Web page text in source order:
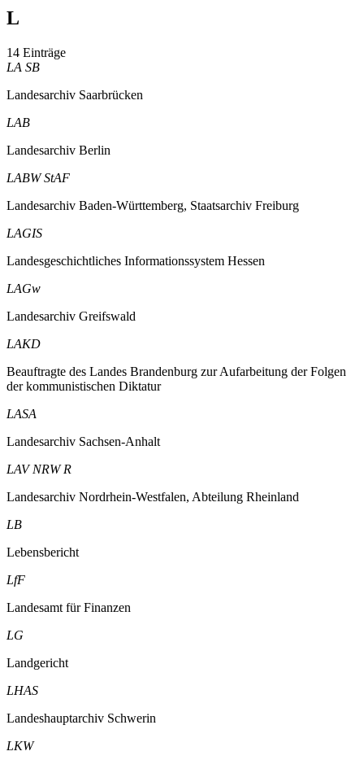
L
14 Einträge
LA SB
Landesarchiv Saarbrücken
LAB
Landesarchiv Berlin
LABW StAF
Landesarchiv Baden-Württemberg, Staatsarchiv Freiburg
LAGIS
Landesgeschichtliches Informationssystem Hessen
LAGw
Landesarchiv Greifswald
LAKD
Beauftragte des Landes Brandenburg zur Aufarbeitung der Folgen
der kommunistischen Diktatur
LASA
Landesarchiv Sachsen-Anhalt
LAV NRW R
Landesarchiv Nordrhein-Westfalen, Abteilung Rheinland
LB
Lebensbericht
LfF
Landesamt für Finanzen
LG
Landgericht
LHAS
Landeshauptarchiv Schwerin
LKW